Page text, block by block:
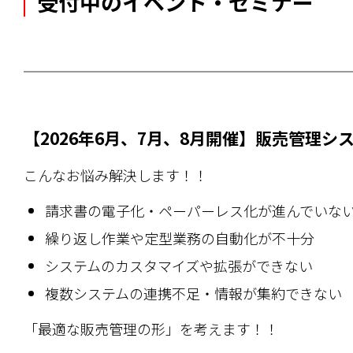
【2026年6月、7月、8月開催】販売管理シ
こんなお悩み解決します！！
請求書の電子化・ペーパーレス化が進んでいな
繰り返し作業や定型業務の自動化が不十分
システムのカスタマイズや拡張ができない
複数システムの連携不足・情報が集約できない
「最適な販売管理の形」を考えます！！